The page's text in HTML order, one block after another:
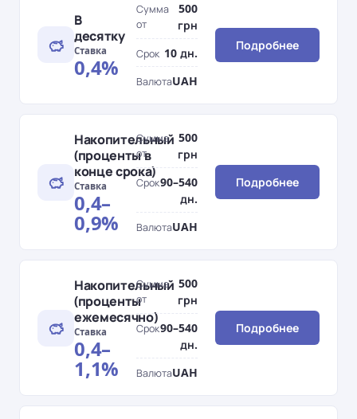
В
десятку
Ставка
0,4%
Сумма
от
500
грн
Срок 10 дн.
ВалютаUAH
Подробнее
Накопительный
(проценты в
конце срока)
Ставка
0,4–
0,9%
Сумма
от
500
грн
Срок90–540
дн.
ВалютаUAH
Подробнее
Накопительный
(проценты
ежемесячно)
Ставка
0,4–
1,1%
Сумма
от
500
грн
Срок90–540
дн.
ВалютаUAH
Подробнее